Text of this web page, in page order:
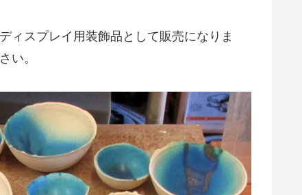
ィスプレイ用装飾品として販売になりま
い。